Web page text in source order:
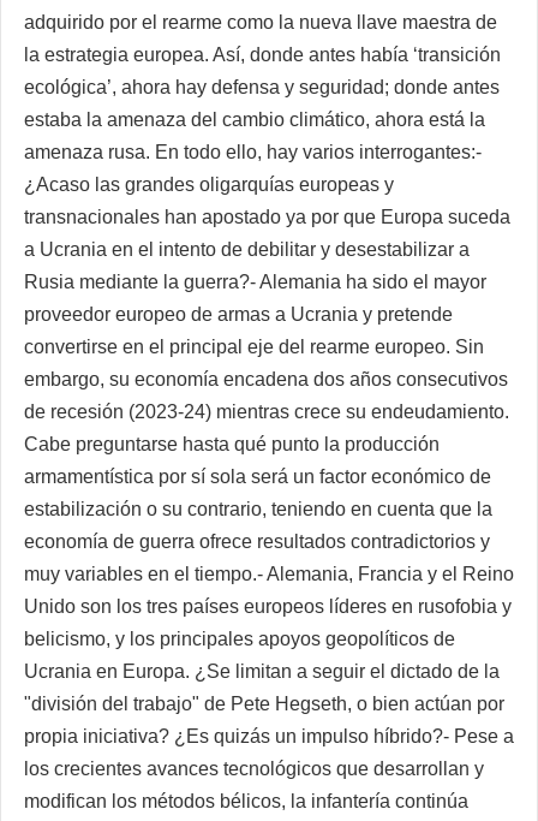
adquirido por el rearme como la nueva llave maestra de
la estrategia europea. Así, donde antes había ‘transición
ecológica’, ahora hay defensa y seguridad; donde antes
estaba la amenaza del cambio climático, ahora está la
amenaza rusa. En todo ello, hay varios interrogantes:-
¿Acaso las grandes oligarquías europeas y
transnacionales han apostado ya por que Europa suceda
a Ucrania en el intento de debilitar y desestabilizar a
Rusia mediante la guerra?- Alemania ha sido el mayor
proveedor europeo de armas a Ucrania y pretende
convertirse en el principal eje del rearme europeo. Sin
embargo, su economía encadena dos años consecutivos
de recesión (2023-24) mientras crece su endeudamiento.
Cabe preguntarse hasta qué punto la producción
armamentística por sí sola será un factor económico de
estabilización o su contrario, teniendo en cuenta que la
economía de guerra ofrece resultados contradictorios y
muy variables en el tiempo.- Alemania, Francia y el Reino
Unido son los tres países europeos líderes en rusofobia y
belicismo, y los principales apoyos geopolíticos de
Ucrania en Europa. ¿Se limitan a seguir el dictado de la
"división del trabajo" de Pete Hegseth, o bien actúan por
propia iniciativa? ¿Es quizás un impulso híbrido?- Pese a
los crecientes avances tecnológicos que desarrollan y
modifican los métodos bélicos, la infantería continúa